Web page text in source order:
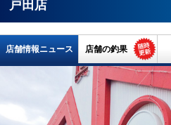
戸田店
店舗情報ニュース 店舗の釣果